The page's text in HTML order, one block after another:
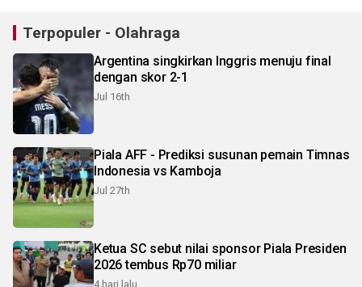
Terpopuler - Olahraga
Argentina singkirkan Inggris menuju final
dengan skor 2-1
Jul 16th
Piala AFF - Prediksi susunan pemain Timnas
Indonesia vs Kamboja
Jul 27th
Ketua SC sebut nilai sponsor Piala Presiden
2026 tembus Rp70 miliar
4 hari lalu